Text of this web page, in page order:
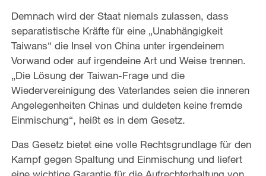
Demnach wird der Staat niemals zulassen, dass
separatistische Kräfte für eine „Unabhängigkeit
Taiwans“ die Insel von China unter irgendeinem
Vorwand oder auf irgendeine Art und Weise trennen.
„Die Lösung der Taiwan-Frage und die
Wiedervereinigung des Vaterlandes seien die inneren
Angelegenheiten Chinas und duldeten keine fremde
Einmischung“, heißt es in dem Gesetz.
Das Gesetz bietet eine volle Rechtsgrundlage für den
Kampf gegen Spaltung und Einmischung und liefert